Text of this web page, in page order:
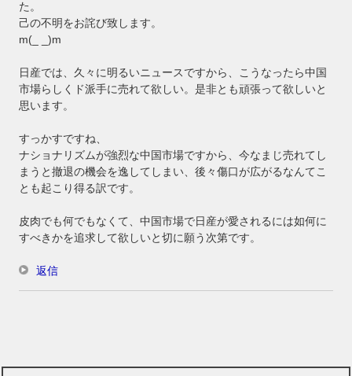
た。
己の不明をお詫び致します。
m(_ _)m
日産では、久々に明るいニュースですから、こうなったら中国
市場らしくド派手に売れて欲しい。是非とも頑張って欲しいと
思います。
すっかすですね、
ナショナリズムが強烈な中国市場ですから、今なまじ売れてし
まうと撤退の機会を逸してしまい、後々傷口が広がるなんてこ
とも起こり得る訳です。
皮肉でも何でもなくて、中国市場で日産が愛されるには如何に
すべきかを追求して欲しいと切に願う次第です。
返信